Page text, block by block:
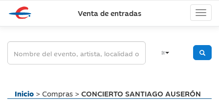
Venta de entradas
Inicio > Compras >CONCIERTO SANTIAGO AUSERÓN